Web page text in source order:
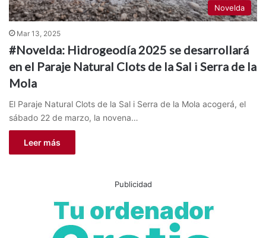
Novelda
Mar 13, 2025
#Novelda: Hidrogeodía 2025 se desarrollará
en el Paraje Natural Clots de la Sal i Serra de la
Mola
El Paraje Natural Clots de la Sal i Serra de la Mola acogerá, el
sábado 22 de marzo, la novena…
Leer más
Publicidad